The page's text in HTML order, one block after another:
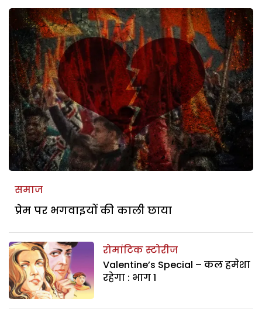
समाज
प्रेम पर भगवाइयों की काली छाया
रोमांटिक स्टोरीज
Valentine’s Special – कल हमेशा
रहेगा : भाग 1